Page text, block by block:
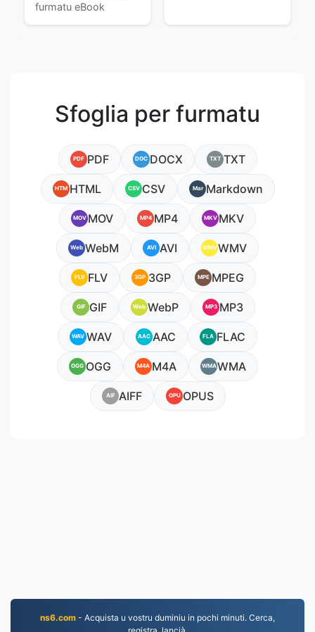
furmatu eBook
Sfoglia per furmatu
PDF PDF DOC DOCX TXT TXT
HTM HTML CSV CSV Mar Markdown
MOV MOV MP4 MP4 MKV MKV
Web WebM AVI AVI WMVWMV
FLV FLV 3GP 3GP MPE MPEG
GIF GIF Web WebP MP3 MP3
WAV WAV AAC AAC FLA FLAC
OGG OGG M4A M4A WMAWMA
AIF AIFF OPU OPUS
ns6.com - Acquista u vostru duminiu in pochi minuti. Cerca,